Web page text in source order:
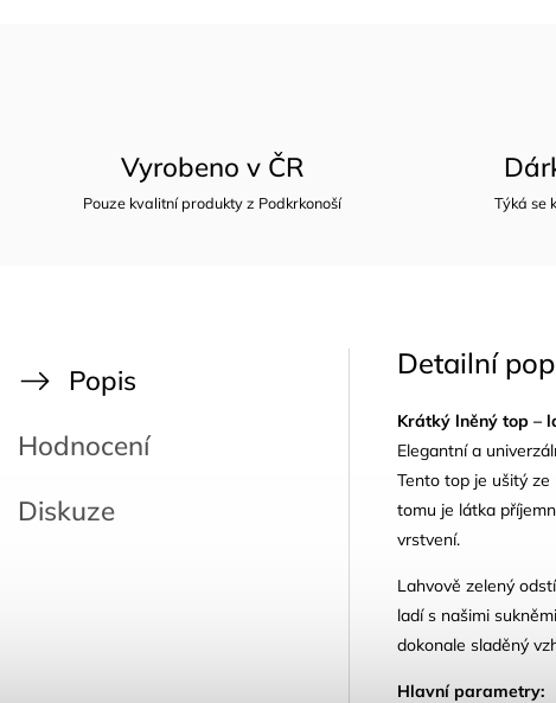
Vyrobeno v ČR
Pouze kvalitní produkty z Podkrkonoší Týká se
Popis
Hodnocení
Diskuze
Detailní
Krátký lněný top –
Elegantní a
Tento top je ušitý ze
tomu je látka
vrstvení.
Lahvově zelený
ladí s našimi
dokonale sladěný
Hlavní parametry: